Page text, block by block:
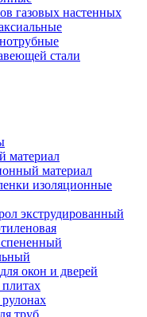
газовых настенных
стали
материал
материал
изоляционные
экструдированный
окон и дверей
труб